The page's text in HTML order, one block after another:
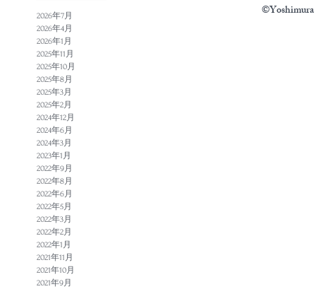
2026年7月
2026年4月
2026年1月
2025年11月
2025年10月
2025年8月
2025年3月
2025年2月
2024年12月
2024年6月
2024年3月
2023年1月
2022年9月
2022年8月
2022年6月
2022年5月
2022年3月
2022年2月
2022年1月
2021年11月
2021年10月
2021年9月
©Yoshimura